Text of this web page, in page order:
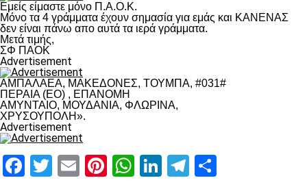
Εμείς είμαστε μόνο Π.Α.Ο.Κ.
Μόνο τα 4 γράμματα έχουν σημασία για εμάς και ΚΑΝΕΝΑΣ
δεν είναι πάνω απο αυτά τα ιερά γράμματα.
Μετά τιμής,
ΣΦ ΠΑΟΚ
Advertisement
ΑΜΠΑΛΑΕΑ, ΜΑΚΕΔΟΝΕΣ, ΤΟΥΜΠΑ, #031#
ΠΕΡΑΙΑ (ΕΟ) , ΕΠΑΝΟΜΗ
ΑΜΥΝΤΑΙΟ, ΜΟΥΔΑΝΙΑ, ΦΛΩΡΙΝΑ,
ΧΡΥΣΟΥΠΟΛΗ».
Advertisement
Facebook
Twitter
EmailPinterest
WhatsApp
LinkedIn
Telegram